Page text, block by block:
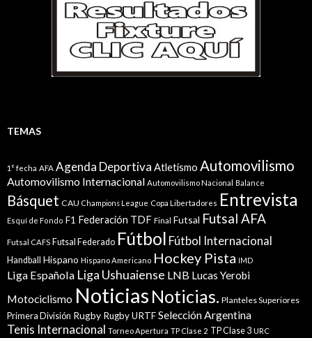
TEMAS
1° fecha AFA Agenda Deportiva Atletismo Automovilismo
Automovilismo Internacional Automovilismo Nacional Balance
Básquet CAU Champions League Copa Libertadores Entrevista
Esquí de Fondo F1 Federación TDF Final Futsal Futsal AFA
Futsal CAFS Futsal Federado Fútbol Fútbol Internacional
Handball Hispano Hispano Americano Hockey Pista IMD
Liga Española Liga Ushuaiense LNB Lucas Yerobi
Motociclismo Noticias Noticias. Planteles Superiores
Primera División Rugby Rugby URTFSelección Argentina
Tenis Internacional Torneo Apertura TP Clase 2 TP Clase 3 URC